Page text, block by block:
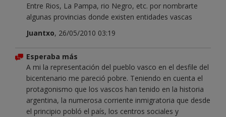
Entre Rios, La Pampa, rio Negro, etc. por nombrarte
algunas provincias donde existen entidades vascas
Juantxo, 26/05/2010 03:19
Esperaba más
A mi la representación del pueblo vasco en el desfile del
bicentenario me pareció pobre. Teniendo en cuenta el
protagonismo que los vascos han tenido en la historia
argentina, la numerosa corriente inmigratoria que desde
el principio pobló el país, los centros sociales y